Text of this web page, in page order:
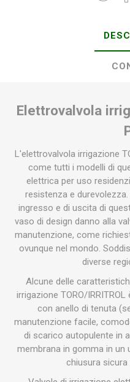
Elettrovalvola
L'elettrovalvola irrigazione
come tutti i modelli di
elettrica per uso
resistenza e
ingresso e di uscita di
vaso di design danno alla
manutenzione, come
ovunque nel mondo.
diverse
Alcune delle
irrigazione TORO/
con anello di tenuta
manutenzione facile,
di scarico autopulente in
membrana in gomma in un
chiusura sicura